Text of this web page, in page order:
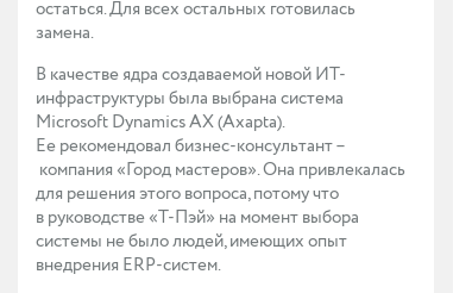
остаться. Для всех остальных готовилась
замена.
В качестве ядра создаваемой новой ИТ-
инфраструктуры была выбрана система
Microsoft Dynamics AX (Axapta).
Ее рекомендовал бизнес-консультант –
компания «Город мастеров». Она привлекалась
для решения этого вопроса, потому что
в руководстве «Т-Пэй» на момент выбора
системы не было людей, имеющих опыт
внедрения ERP-систем.